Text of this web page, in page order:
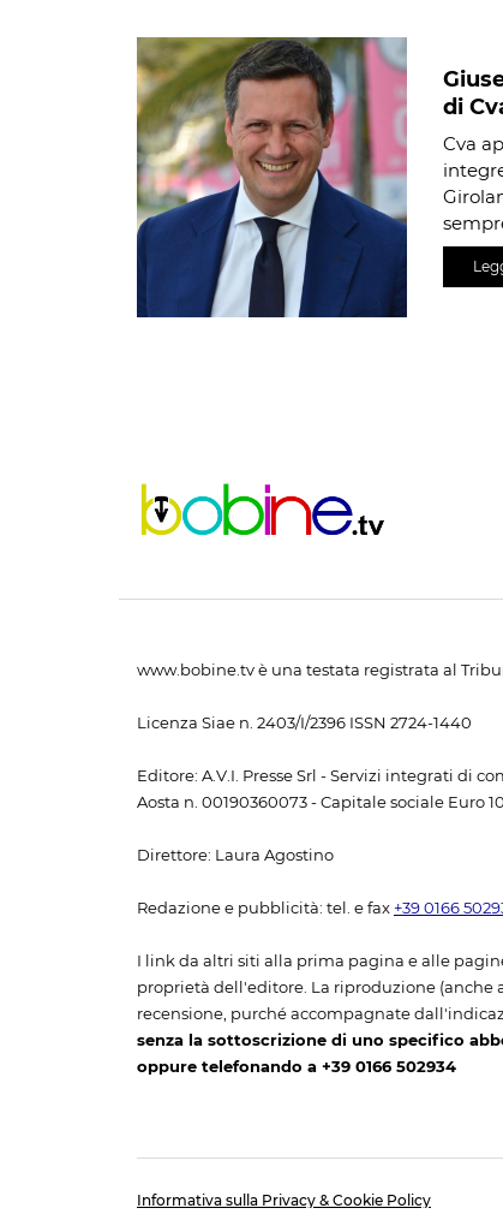
di
Cva
www.bobine.tv è una testata registrata al
Licenza Siae n. 2403/I/2396 ISSN 2724-1440
Editore: A.V.I. Presse Srl - Servizi integrati di
Aosta n. 00190360073 - Capitale sociale Euro
Direttore: Laura Agostino
Redazione e pubblicità: tel. e fax +39 0166
I link da altri siti alla prima pagina e alle
proprietà dell'editore. La riproduzione (anche
recensione, purché accompagnate
senza la sottoscrizione di uno specifico
oppure telefonando a +39 0166 502934
Informativa sulla Privacy & Cookie Policy